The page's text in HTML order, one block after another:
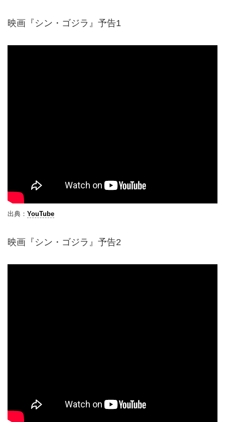
映画『シン・ゴジラ』予告1
出典： YouTube
映画『シン・ゴジラ』予告2